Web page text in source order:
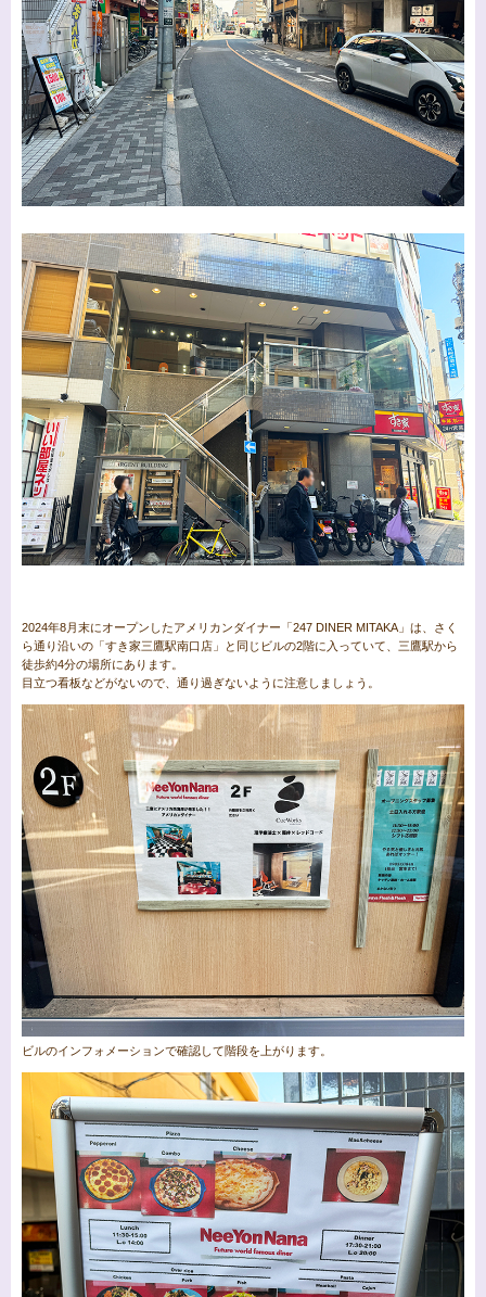
2024年8月末にオープンしたアメリカンダイナー「247 DINER MITAKA」は、さく
ら通り沿いの「すき家三鷹駅南口店」と同じビルの2階に入っていて、三鷹駅から
徒歩約4分の場所にあります。
目立つ看板などがないので、通り過ぎないように注意しましょう。
ビルのインフォメーションで確認して階段を上がります。